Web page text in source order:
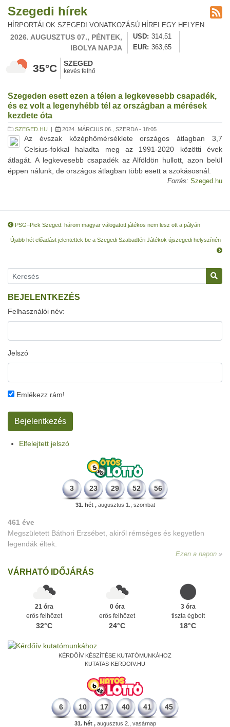
Szegedi hírek
HÍRPORTÁLOK SZEGEDI VONATKOZÁSÚ HÍREI EGY HELYEN
2026. AUGUSZTUS 07., PÉNTEK,
IBOLYA NAPJA
USD
314,51
EUR
363,65
35°C SZEGED
kevés felhő
Szegeden esett ezen a télen a legkevesebb csapadék,
és ez volt a legenyhébb tél az országban a mérések
kezdete óta
SZEGED.HU | 2024. MÁRCIUS 06., SZERDA - 18:05
Az évszak középhőmérséklete országos átlagban 3,7
Celsius-fokkal haladta meg az 1991-2020 közötti évek
átlagát. A legkevesebb csapadék az Alföldön hullott, azon belül
éppen nálunk, de országos átlagban több esett a szokásosnál.
Forrás: Szeged.hu
PSG–Pick Szeged: három magyar válogatott játékos nem lesz ott a pályán
Újabb hét előadást jelentettek be a Szegedi Szabadtéri Játékok újszegedi helyszínén
BEJELENTKEZÉS
Felhasználói név:
Jelszó
Emlékezz rám!
Elfelejtett jelszó
3 23 29 52 56
31. hét ,augusztus 1., szombat
461 éve
Megszületett Báthori Erzsébet, akiről rémséges és kegyetlen
legendák éltek.
Ezen a napon
VÁRHATÓ IDŐJÁRÁS
21 óra
erős felhőzet
32°C
0 óra
erős felhőzet
24°C
3 óra
tiszta égbolt
18°C
KÉRDŐÍV KÉSZÍTÉSE KUTATÓMUNKÁHOZ
KUTATAS-KERDOIV.HU
6 10 17 40 41 45
31. hét ,augusztus 2., vasárnap